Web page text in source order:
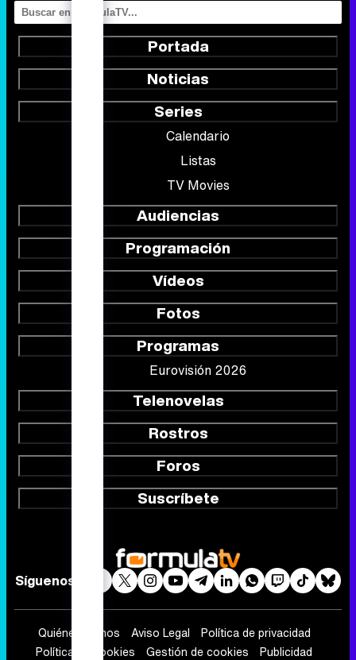
Portada
Noticias
Series
Calendario
Listas
TV Movies
Audiencias
Programación
Vídeos
Fotos
Programas
Eurovisión 2026
Telenovelas
Rostros
Foros
Suscríbete
Síguenos
Quiénes somos Aviso Legal
Política de privacidad
Política de cookies
Gestión de cookies Publicidad